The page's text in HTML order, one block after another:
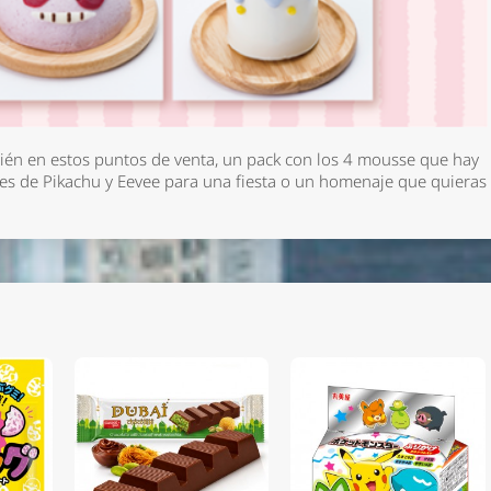
en estos puntos de venta, un pack con los 4 mousse que hay
de Pikachu y Eevee para una fiesta o un homenaje que quieras